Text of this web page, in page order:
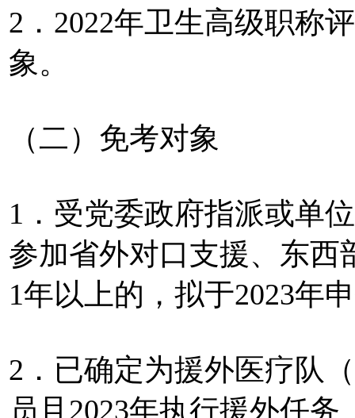
2．2022年卫生高级职称
象。
（二）免考对象
1．受党委政府指派或单
参加省外对口支援、东西
1年以上的，拟于2023年
2．已确定为援外医疗队
员且2023年执行援外任